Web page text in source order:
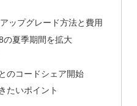
ップグレード方法と費用
の夏季期間を拡大
のコードシェア開始
たいポイント